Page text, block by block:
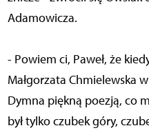
Adamowicza.
- Powiem ci, Paweł, że
Małgorzata Chmielewska
Dymna piękną poezją, co
był tylko czubek góry,